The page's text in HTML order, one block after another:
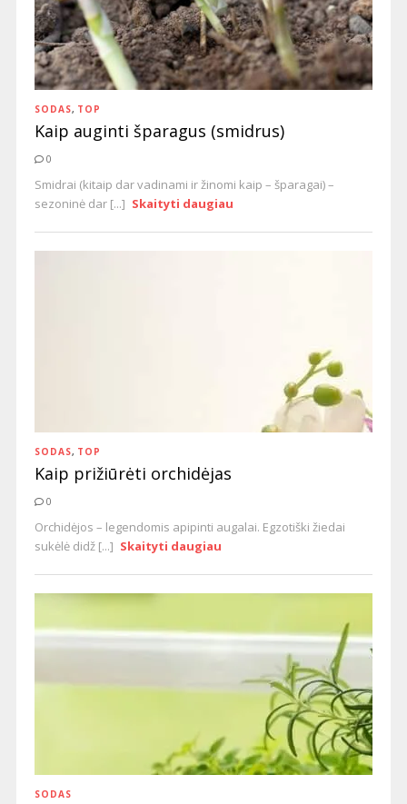
SODAS, TOP
Kaip auginti šparagus (smidrus)
0
Smidrai (kitaip dar vadinami ir žinomi kaip – šparagai) –
sezoninė dar [...] Skaityti daugiau
SODAS, TOP
Kaip prižiūrėti orchidėjas
0
Orchidėjos – legendomis apipinti augalai. Egzotiški žiedai
sukėlė didž [...] Skaityti daugiau
SODAS